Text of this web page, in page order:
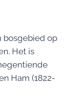
bosgebied op
Het is
Ham (1822-